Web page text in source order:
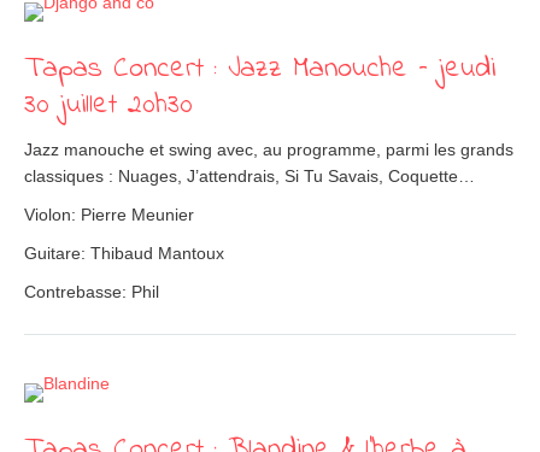
Tapas Concert : Jazz Manouche – jeudi
30 juillet 20h30
Jazz manouche et swing avec, au programme, parmi les grands
classiques : Nuages, J’attendrais, Si Tu Savais, Coquette…
Violon: Pierre Meunier
Guitare: Thibaud Mantoux
Contrebasse: Phil